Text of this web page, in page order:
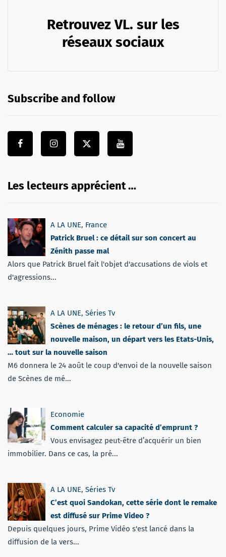
Retrouvez VL. sur les
réseaux sociaux
Subscribe and follow
Les lecteurs apprécient …
A LA UNE, France
Patrick Bruel : ce détail sur son concert au
Zénith passe mal
Alors que Patrick Bruel fait l'objet d'accusations de viols et
d'agressions...
A LA UNE, Séries Tv
Scènes de ménages : le retour d’un fils, une
nouvelle maison, un départ vers les Etats-Unis,
… tout sur la nouvelle saison
M6 donnera le 24 août le coup d'envoi de la nouvelle saison
de Scènes de mé...
Economie
Comment calculer sa capacité d’emprunt ?
Vous envisagez peut-être d’acquérir un bien
immobilier. Dans ce cas, la pré...
A LA UNE, Séries Tv
C’est quoi Sandokan, cette série dont le remake
est diffusé sur Prime Video ?
Depuis quelques jours, Prime Vidéo s'est lancé dans la
diffusion de la vers...